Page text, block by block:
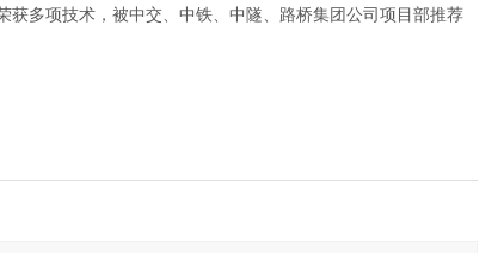
多项技术，被中交、中铁、中隧、路桥集团公司项目部推荐